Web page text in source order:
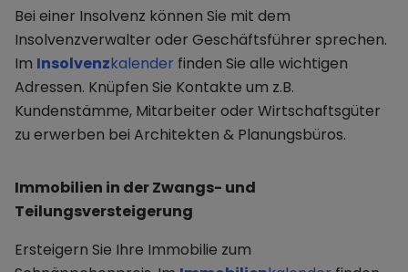
Bei einer Insolvenz können Sie mit dem
Insolvenzverwalter oder Geschäftsführer sprechen.
Im Insolvenzkalender finden Sie alle wichtigen
Adressen. Knüpfen Sie Kontakte um z.B.
Kundenstämme, Mitarbeiter oder Wirtschaftsgüter
zu erwerben bei Architekten & Planungsbüros.
Immobilien in der Zwangs- und
Teilungsversteigerung
Ersteigern Sie Ihre Immobilie zum